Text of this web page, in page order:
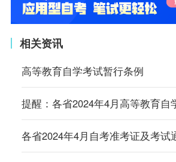
相关资讯
高等教育自学考试暂行条例
提醒：各省2024年4月高等教育自